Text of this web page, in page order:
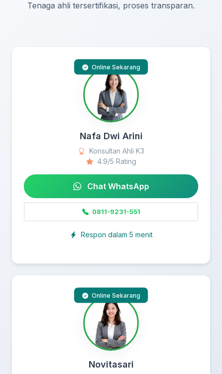
Tenaga ahli tersertifikasi, proses transparan.
Online Sekarang
Nafa Dwi Arini
Konsultan Ahli K3
4.9/5 Rating
Chat WhatsApp
0811-9231-551
Respon dalam 5 menit
Online Sekarang
Novitasari